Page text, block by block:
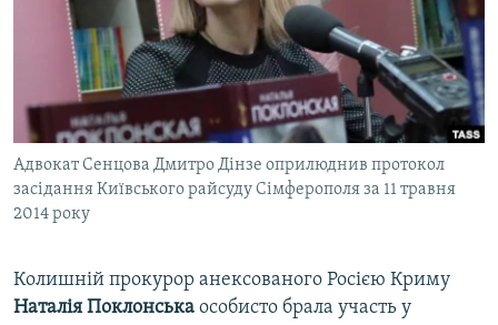
СПЕЦПРОЕКТИ
ДЕПОРТАЦІЯ
ВІДЕОУРОКИ «ELIFBE»
СВІДЧЕННЯ ОКУПАЦІЇ
УКРАЇНСЬКА ПРОБЛЕМА КРИМУ
ІНФОГРАФІКА
ЯК ОБІЙТИ БЛОКУВАННЯ
Русский
Qırımtatar
ДОЛУЧАЙСЯ!
Усі сайти RFE/RL
Адвокат Сенцова Дмитро Дінзе оприлюднив протокол
засідання Київського райсуду Сімферополя за 11 травня
2014 року
Колишній прокурор анексованого Росією Криму
Наталія Поклонська особисто брала участь у